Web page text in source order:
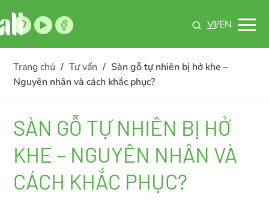
VI/EN
Trang chủ / Tư vấn / Sàn gỗ tự nhiên bị hở khe –
Nguyên nhân và cách khắc phục?
SÀN GỖ TỰ NHIÊN BỊ HỞ
KHE – NGUYÊN NHÂN VÀ
CÁCH KHẮC PHỤC?